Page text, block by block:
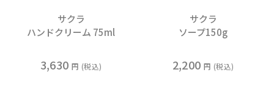
サクラ
ハンドクリーム 75ml
3,630 税込
サクラ
ソープ150g
2,200 税込